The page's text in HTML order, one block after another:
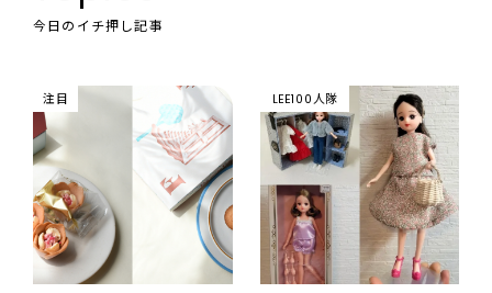
今日のイチ押し記事
注目 LEE100人隊